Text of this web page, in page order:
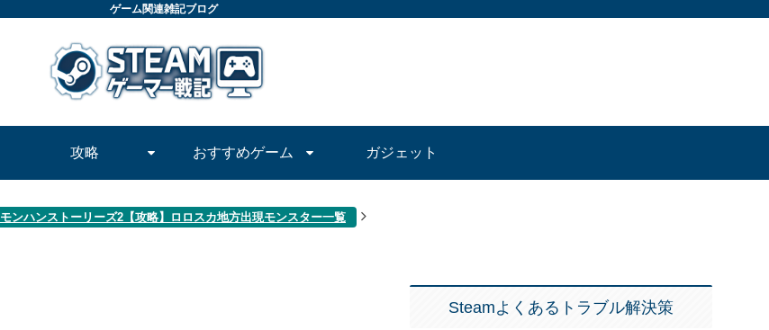
ゲーム関連雑記ブログ
攻略 おすすめゲーム ガジェット
モンハンストーリーズ2【攻略】ロロスカ地方出現モンスター一覧
Steamよくあるトラブル解決策